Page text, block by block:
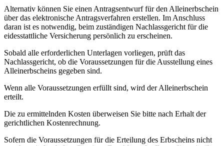
Alternativ können Sie einen Antragsentwurf für den Alleinerbschein
über das elektronische Antragsverfahren erstellen. Im Anschluss
daran ist es notwendig, beim zuständigen Nachlassgericht für die
eidesstattliche Versicherung persönlich zu erscheinen.
Sobald alle erforderlichen Unterlagen vorliegen, prüft das
Nachlassgericht, ob die Voraussetzungen für die Ausstellung eines
Alleinerbscheins gegeben sind.
Wenn alle Voraussetzungen erfüllt sind, wird der Alleinerbschein
erteilt.
Die zu ermittelnden Kosten überweisen Sie bitte nach Erhalt der
gerichtlichen Kostenrechnung.
Sofern die Voraussetzungen für die Erteilung des Erbscheins nicht